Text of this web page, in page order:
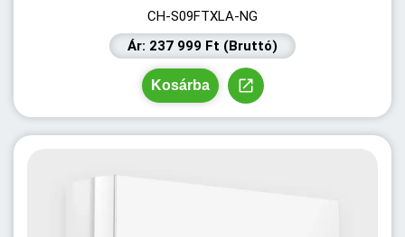
CH-S09FTXLA-NG
Ár: 237 999 Ft (Bruttó)
Kosárba